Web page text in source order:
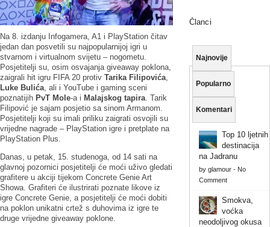
Na 8. izdanju Infogamera, A1 i PlayStation čitav
jedan dan posvetili su najpopularnijoj igri u
stvarnom i virtualnom svijetu – nogometu.
Posjetitelji su, osim osvajanja giveaway poklona,
zaigrali hit igru FIFA 20 protiv Tarika Filipovića
Luke Bulića , ali i YouTube i gaming sceni
poznatijih PvT Mole-a i Malajskog tapira . Tarik
Filipović je sajam posjetio sa sinom Armanom.
Posjetitelji koji su imali priliku zaigrati osvojili su
vrijedne nagrade – PlayStation igre i pretplate na
PlayStation Plus.
Danas, u petak, 15. studenoga, od 14 sati na
glavnoj pozornici posjetitelji će moći uživo gledati
grafitere u akciji tijekom Concrete Genie Art
Showa. Grafiteri će ilustrirati poznate likove iz
igre Concrete Genie, a posjetitelji će moći dobiti
na poklon unikatni crtež s duhovima iz igre te
druge vrijedne giveaway poklone.
Članci
Najnovije
Popularno
Komentari
Top 10 ljetnih
destinacija
na Jadranu
by glamour- No
Comment
Smokva,
voćka
neodoljivog okusa